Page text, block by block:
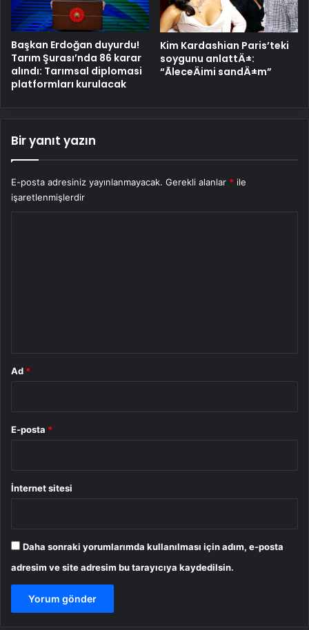
Başkan Erdoğan duyurdu!
Tarım Şurası’nda 86 karar
alındı: Tarımsal diplomasi
platformları kurulacak
Kim Kardashian Paris’teki
soygunu anlattÄ±:
“ÃleceÄimi sandÄ±m”
Bir yanıt yazın
E-posta adresiniz yayınlanmayacak. Gerekli alanlar * ile
işaretlenmişlerdir
Ad *
E-posta *
İnternet sitesi
Daha sonraki yorumlarımda kullanılması için adım, e-posta
adresim ve site adresim bu tarayıcıya kaydedilsin.